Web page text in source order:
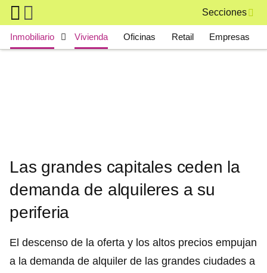
Skip to main content
Secciones
Main navigation
Inmobiliario Vivienda Oficinas Retail Empresas
Las grandes capitales ceden la
demanda de alquileres a su
periferia
El descenso de la oferta y los altos precios empujan
a la demanda de alquiler de las grandes ciudades a